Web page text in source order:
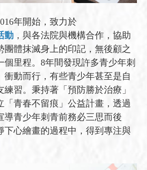
年開始，致力於
動 ，與各法院與機構合作，協助
團體抹滅身上的印記，無後顧之
個里程。8年間發現許多青少年刺
衝動而行，有些青少年甚至是自
習。秉持著「預防勝於治療」
「青春不留痕」公益計畫，透過
導青少年刺青前務必三思而後
下心繪畫的過程中，得到專注與